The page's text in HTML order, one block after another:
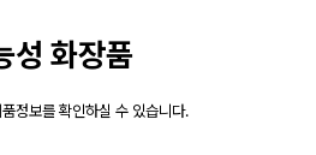
성 화장품
정보를 확인하실 수 있습니다.